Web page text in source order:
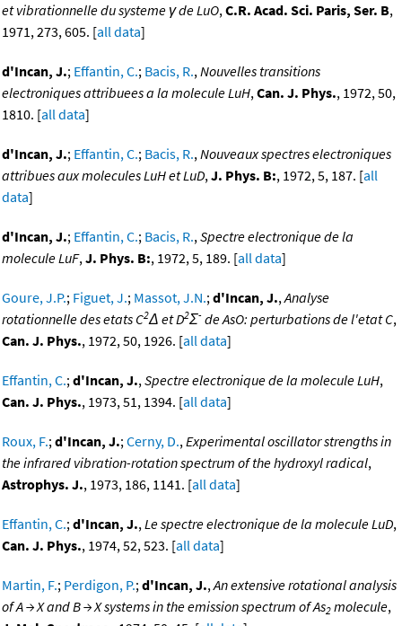
et vibrationnelle du systeme γ de LuO,C.R. Acad. Sci. Paris, Ser. B,
1971, 273, 605. [all data]
d'Incan, J.; Effantin, C.; Bacis, R.,Nouvelles transitions
electroniques attribuees a la molecule LuH,Can. J. Phys., 1972, 50,
1810. [all data]
d'Incan, J.; Effantin, C.; Bacis, R.,Nouveaux spectres electroniques
attribues aux molecules LuH et LuD,J. Phys. B:, 1972, 5, 187. [all
data]
d'Incan, J.; Effantin, C.; Bacis, R.,Spectre electronique de la
molecule LuF,J. Phys. B:, 1972, 5, 189. [all data]
Goure, J.P.; Figuet, J.; Massot, J.N.;d'Incan, J.,Analyse
rotationnelle des etats C2Δ et D2Σ- de AsO: perturbations de l'etat C,
Can. J. Phys., 1972, 50, 1926. [all data]
Effantin, C.;d'Incan, J.,Spectre electronique de la molecule LuH,
Can. J. Phys., 1973, 51, 1394. [all data]
Roux, F.;d'Incan, J.;Cerny, D.,Experimental oscillator strengths in
the infrared vibration-rotation spectrum of the hydroxyl radical,
Astrophys. J., 1973, 186, 1141. [all data]
Effantin, C.;d'Incan, J.,Le spectre electronique de la molecule LuD,
Can. J. Phys., 1974, 52, 523. [all data]
Martin, F.; Perdigon, P.;d'Incan, J.,An extensive rotational analysis
of A → X and B → X systems in the emission spectrum of As2 molecule,